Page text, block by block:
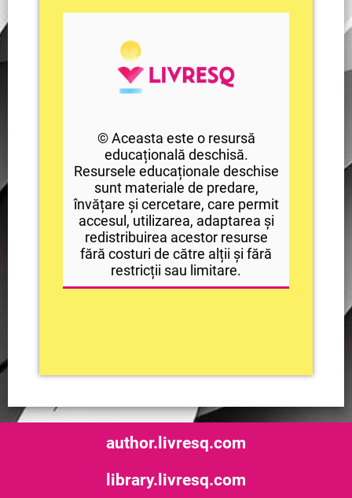
© Aceasta este o resursă
educațională deschisă.
Resursele educaționale deschise
sunt materiale de predare,
învățare și cercetare, care permit
accesul, utilizarea, adaptarea și
redistribuirea acestor resurse
fără costuri de către alții și fără
restricții sau limitare.
author.livresq.com
library.livresq.com